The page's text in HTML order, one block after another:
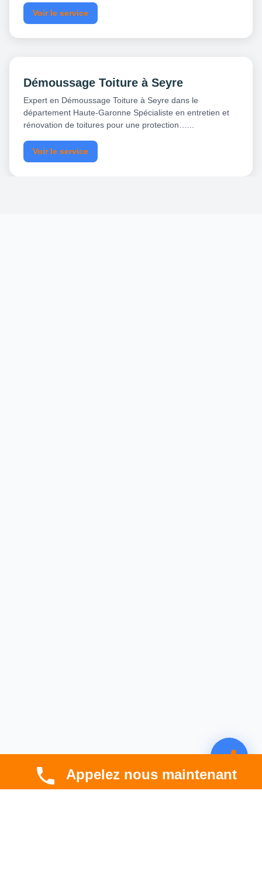
Voir le service
Démoussage Toiture à Seyre
Expert en Démoussage Toiture à Seyre dans le
département Haute-Garonne Spécialiste en entretien et
rénovation de toitures pour une protection…...
Voir le service
Appelez nous maintenant